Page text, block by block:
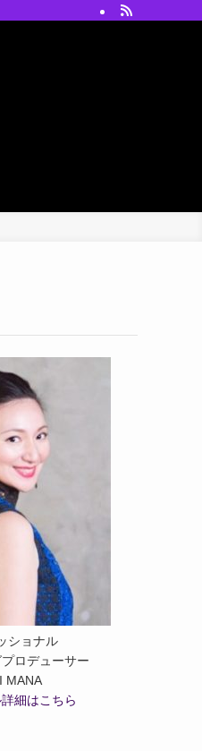
ショナル
ロデューサー
MANA
細はこちら